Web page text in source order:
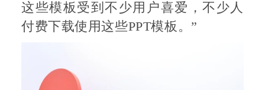
这些模板受到不少用户喜爱，不少人
付费下载使用这些PPT模板。”